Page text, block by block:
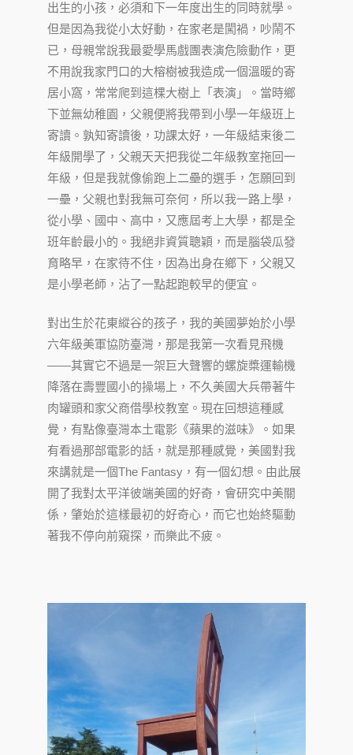
出生的小孩，必須和下一年度出生的同時就學。
但是因為我從小太好動，在家老是闖禍，吵鬧不
已，母親常說我最愛學馬戲團表演危險動作，更
不用說我家門口的大榕樹被我造成一個溫暖的寄
居小窩，常常爬到這棵大樹上「表演」。當時鄉
下並無幼稚園，父親便將我帶到小學一年級班上
寄讀。孰知寄讀後，功課太好，一年級結束後二
年級開學了，父親天天把我從二年級教室拖回一
年級，但是我就像偷跑上二壘的選手，怎願回到
一壘，父親也對我無可奈何，所以我一路上學，
從小學、國中、高中，又應屆考上大學，都是全
班年齡最小的。我絕非資質聰穎，而是腦袋瓜發
育略早，在家待不住，因為出身在鄉下，父親又
是小學老師，沾了一點起跑較早的便宜。
對出生於花東縱谷的孩子，我的美國夢始於小學
六年級美軍協防臺灣，那是我第一次看見飛機
——其實它不過是一架巨大聲響的螺旋槳運輸機
降落在壽豐國小的操場上，不久美國大兵帶著牛
肉罐頭和家父商借學校教室。現在回想這種感
覺，有點像臺灣本土電影《蘋果的滋味》。如果
有看過那部電影的話，就是那種感覺，美國對我
來講就是一個The Fantasy，有一個幻想。由此展
開了我對太平洋彼端美國的好奇，會研究中美關
係，肇始於這樣最初的好奇心，而它也始終驅動
著我不停向前窺探，而樂此不疲。